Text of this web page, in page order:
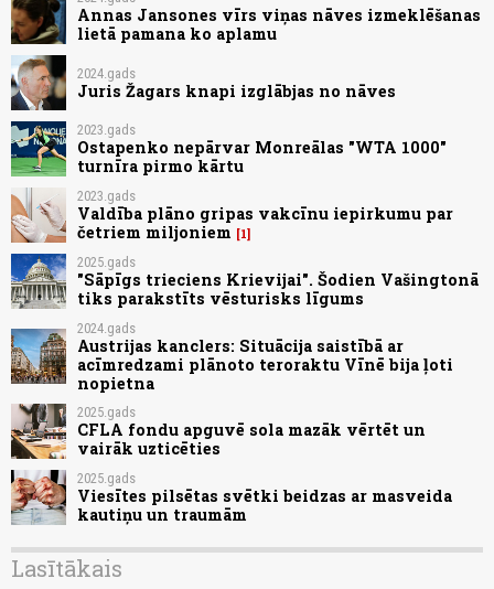
Annas Jansones vīrs viņas nāves izmeklēšanas
lietā pamana ko aplamu
2024.gads
Juris Žagars knapi izglābjas no nāves
2023.gads
Ostapenko nepārvar Monreālas "WTA 1000"
turnīra pirmo kārtu
2023.gads
Valdība plāno gripas vakcīnu iepirkumu par
četriem miljoniem
1
2025.gads
"Sāpīgs trieciens Krievijai". Šodien Vašingtonā
tiks parakstīts vēsturisks līgums
2024.gads
Austrijas kanclers: Situācija saistībā ar
acīmredzami plānoto teroraktu Vīnē bija ļoti
nopietna
2025.gads
CFLA fondu apguvē sola mazāk vērtēt un
vairāk uzticēties
2025.gads
Viesītes pilsētas svētki beidzas ar masveida
kautiņu un traumām
Lasītākais